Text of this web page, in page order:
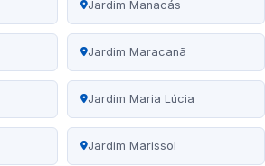
Jardim Manacás
Jardim Maracanã
Jardim Maria Lúcia
Jardim Marissol